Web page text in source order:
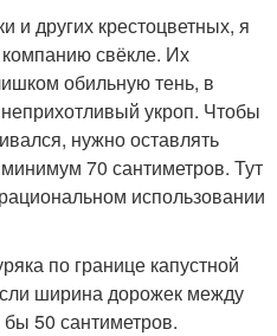
и других крестоцветных, я
свёкле. Их
обильную тень, в
укроп. Чтобы
нужно оставлять
70 сантиметров. Тут
использовании
по границе капустной
ширина дорожек между
50 сантиметров.